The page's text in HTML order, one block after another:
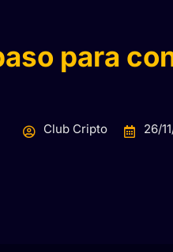
para
Club Cripto 26/